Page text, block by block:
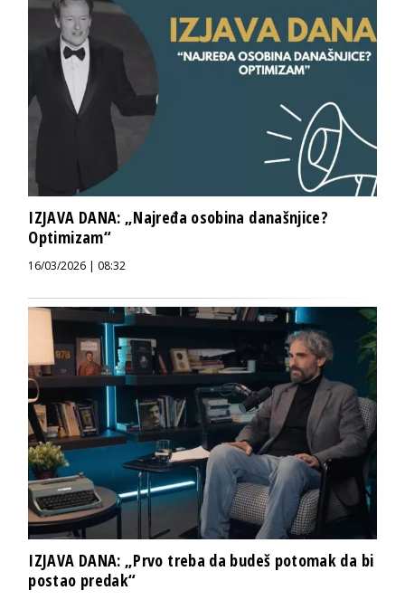
IZJAVA DANA: „Najređa osobina današnjice?
Optimizam“
16/03/2026 | 08:32
IZJAVA DANA: „Prvo treba da budeš potomak da bi
postao predak“